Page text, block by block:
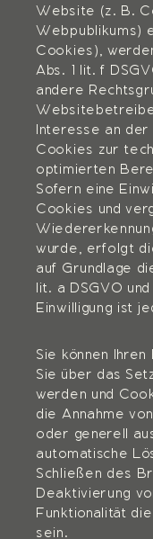
Website (z. B.
Webpublikums)
Cookies),
Abs. 1 lit. f
andere
Interesse an
Cookies zur
optimierten
Sofern eine
Cookies und
wurde, erfolgt
auf Grundlage
lit. a DSGVO
Einwilligung ist
Sie können
Sie über das
werden und
die Annahme
oder generell
automatische
Schließen des
Deaktivierung
Funktionalität
sein.